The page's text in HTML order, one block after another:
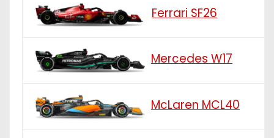
Ferrari SF26
Mercedes W17
McLaren MCL40